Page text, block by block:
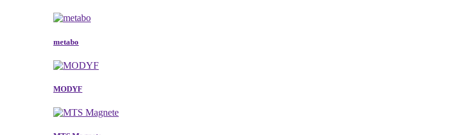
metabo
MODYF